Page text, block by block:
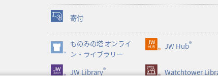
寄付
（新
し
い
タ
ブ
ものみの塔 オンライ
ン・ライブラリー
（新
し
JW Hub®
（新
い
JW Library® Watchtower